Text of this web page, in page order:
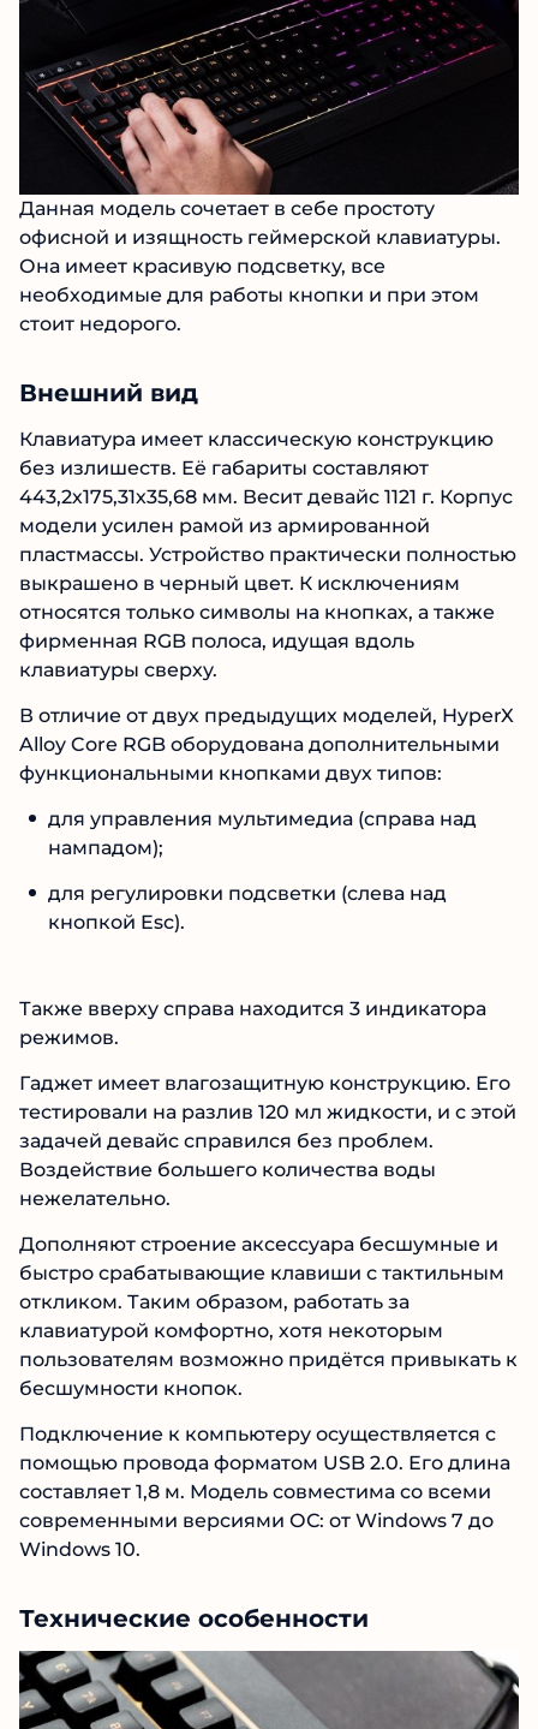
Данная модель сочетает в себе простоту
офисной и изящность геймерской клавиатуры.
Она имеет красивую подсветку, все
необходимые для работы кнопки и при этом
стоит недорого.
Внешний вид
Клавиатура имеет классическую конструкцию
без излишеств. Её габариты составляют
443,2х175,31х35,68 мм. Весит девайс 1121 г. Корпус
модели усилен рамой из армированной
пластмассы. Устройство практически полностью
выкрашено в черный цвет. К исключениям
относятся только символы на кнопках, а также
фирменная RGB полоса, идущая вдоль
клавиатуры сверху.
В отличие от двух предыдущих моделей, HyperX
Alloy Core RGB оборудована дополнительными
функциональными кнопками двух типов:
для управления мультимедиа (справа над
нампадом);
для регулировки подсветки (слева над
кнопкой Esc).
Также вверху справа находится 3 индикатора
режимов.
Гаджет имеет влагозащитную конструкцию. Его
тестировали на разлив 120 мл жидкости, и с этой
задачей девайс справился без проблем.
Воздействие большего количества воды
нежелательно.
Дополняют строение аксессуара бесшумные и
быстро срабатывающие клавиши с тактильным
откликом. Таким образом, работать за
клавиатурой комфортно, хотя некоторым
пользователям возможно придётся привыкать к
бесшумности кнопок.
Подключение к компьютеру осуществляется с
помощью провода форматом USB 2.0. Его длина
составляет 1,8 м. Модель совместима со всеми
современными версиями ОС: от Windows 7 до
Windows 10.
Технические особенности